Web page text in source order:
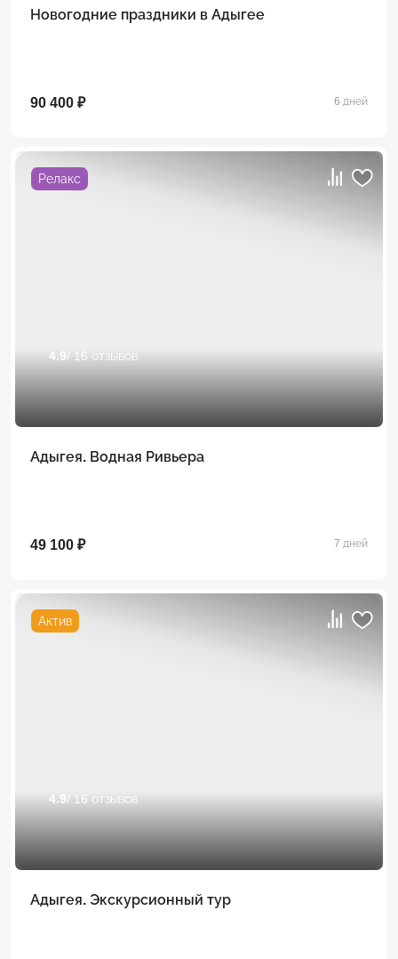
Новогодние праздники в Адыгее
90 400 ₽ 6 дней
Релакс
4.9/ 16 отзывов
Адыгея. Водная Ривьера
49 100 ₽ 7 дней
Актив
4.9 / 16 отзывов
Адыгея. Экскурсионный тур